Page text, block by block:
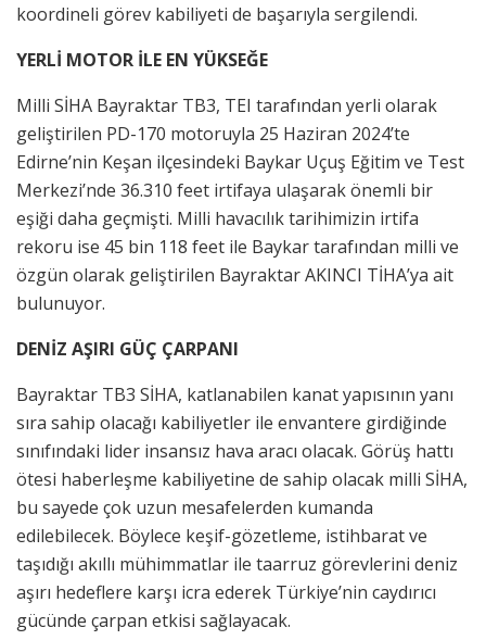
koordineli görev kabiliyeti de başarıyla sergilendi.
YERLİ MOTOR İLE EN YÜKSEĞE
Milli SİHA Bayraktar TB3, TEI tarafından yerli olarak
geliştirilen PD-170 motoruyla 25 Haziran 2024’te
Edirne’nin Keşan ilçesindeki Baykar Uçuş Eğitim ve Test
Merkezi’nde 36.310 feet irtifaya ulaşarak önemli bir
eşiği daha geçmişti. Milli havacılık tarihimizin irtifa
rekoru ise 45 bin 118 feet ile Baykar tarafından milli ve
özgün olarak geliştirilen Bayraktar AKINCI TİHA’ya ait
bulunuyor.
DENİZ AŞIRI GÜÇ ÇARPANI
Bayraktar TB3 SİHA, katlanabilen kanat yapısının yanı
sıra sahip olacağı kabiliyetler ile envantere girdiğinde
sınıfındaki lider insansız hava aracı olacak. Görüş hattı
ötesi haberleşme kabiliyetine de sahip olacak milli SİHA,
bu sayede çok uzun mesafelerden kumanda
edilebilecek. Böylece keşif-gözetleme, istihbarat ve
taşıdığı akıllı mühimmatlar ile taarruz görevlerini deniz
aşırı hedeflere karşı icra ederek Türkiye’nin caydırıcı
gücünde çarpan etkisi sağlayacak.